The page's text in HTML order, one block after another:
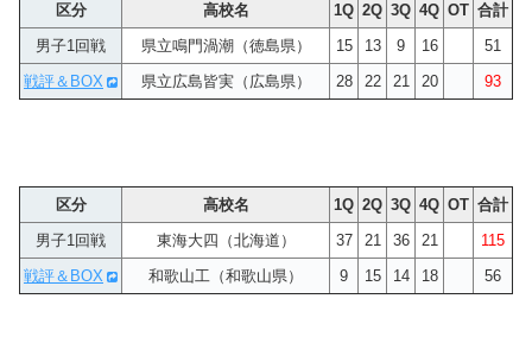
区分 高校名 1Q 2Q 3Q 4Q OT 合計
男子1回戦
県立鳴門渦潮（徳島県） 15 13 9 16
51
戦評＆BOX
県立広島皆実（広島県） 28 22 21 20 93
区分 高校名 1Q 2Q 3Q 4Q OT 合計
男子1回戦
東海大四（北海道） 37 21 36 21
115
戦評＆BOX
和歌山工（和歌山県） 9 15 14 18 56